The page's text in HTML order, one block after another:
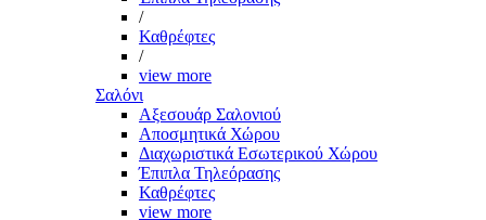
/
Καθρέφτες
/
view more
Σαλόνι
Αξεσουάρ Σαλονιού
Αποσμητικά Χώρου
Διαχωριστικά Εσωτερικού Χώρου
Έπιπλα Τηλεόρασης
Καθρέφτες
view more